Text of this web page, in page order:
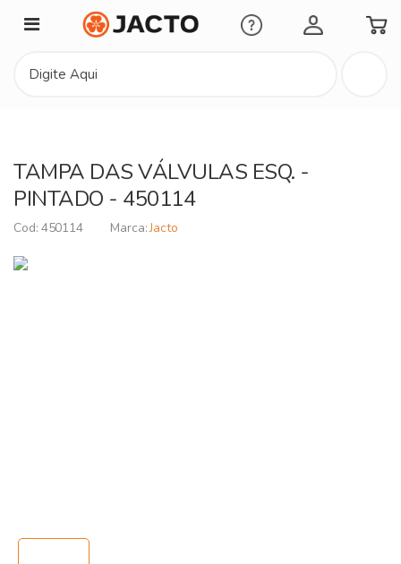
Minha Conta
TAMPA DAS VÁLVULAS ESQ. -
PINTADO - 450114
450114 Jacto